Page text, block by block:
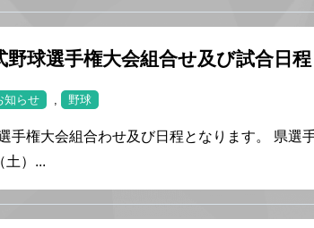
野球選手権大会組合せ及び試合日程
知らせ 野球
手権大会組合わせ及び日程となります。 県選
）...